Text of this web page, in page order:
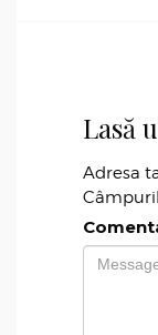
Lasă
Adresa